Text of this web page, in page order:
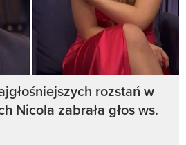
rozstań w
Nicola zabrała głos ws.